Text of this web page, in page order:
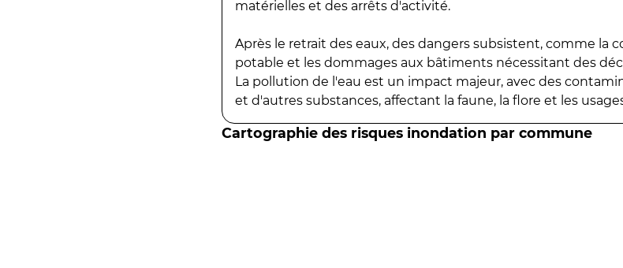
matérielles et des arrêts d'activité.
Après le retrait des eaux, des dangers subsistent, comme la
potable et les dommages aux bâtiments nécessitant des
La pollution de l'eau est un impact majeur, avec des
et d'autres substances, affectant la faune, la flore et les
Cartographie des risques inondation par commune